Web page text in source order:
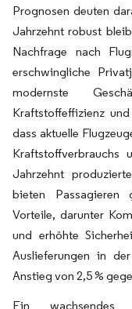
Prognosen deuten
Jahrzehnt robust
Nachfrage nach
erschwingliche
modernste
Kraftstoffeffizienz
dass aktuelle
Jahrzehnt
bieten Passagieren
Vorteile, darunter
und erhöhte
Auslieferungen in
Anstieg von 2,5 %
Ein